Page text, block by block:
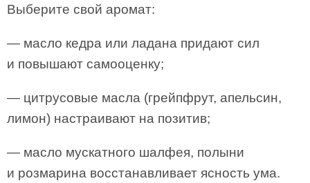
Выберите свой аромат:
— масло кедра или ладана придают сил
и повышают самооценку;
— цитрусовые масла (грейпфрут, апельсин,
лимон) настраивают на позитив;
— масло мускатного шалфея, полыни
и розмарина восстанавливает ясность ума.